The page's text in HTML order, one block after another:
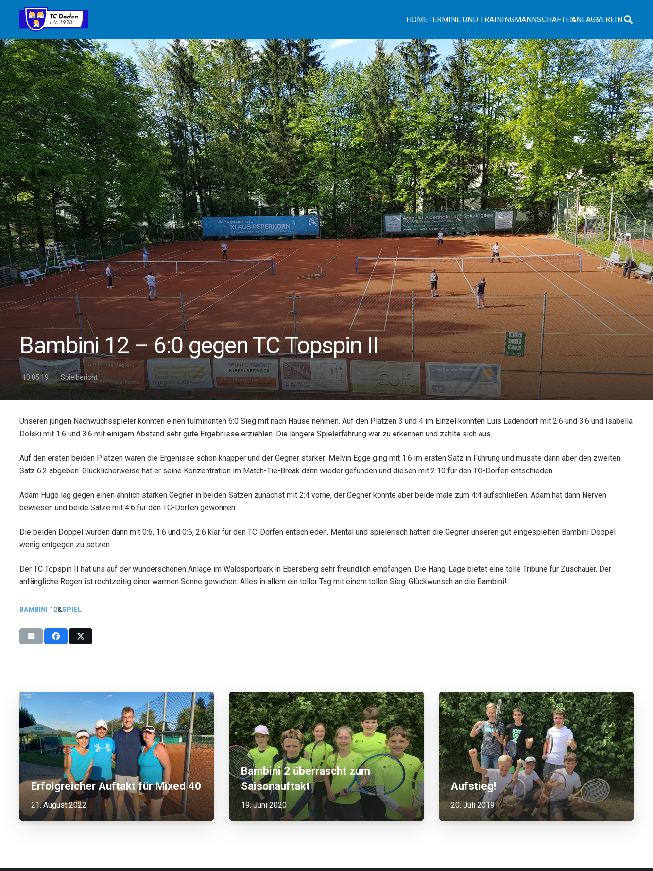
HOMETERMINE UND TRAININGMANNSCHAFTENANLAGEVEREIN
Bambini 12 – 6:0 gegen TC Topspin II
10.05.19 Spielbericht
Unseren jungen Nachwuchsspieler konnten einen fulminanten 6:0 Sieg mit nach Hause nehmen. Auf den Plätzen 3 und 4 im Einzel konnten Luis Ladendorf mit 2:6 und 3:6 und Isabella
Dolski mit 1:6 und 3:6 mit einigem Abstand sehr gute Ergebnisse erziehlen. Die längere Spielerfahrung war zu erkennen und zahlte sich aus.
Auf den ersten beiden Plätzen waren die Ergenisse schon knapper und der Gegner stärker: Melvin Egge ging mit 1:6 im ersten Satz in Führung und musste dann aber den zweiten
Satz 6:2 abgeben. Glücklicherweise hat er seine Konzentration im Match-Tie-Break dann wieder gefunden und diesen mit 2:10 für den TC-Dorfen entschieden.
Adam Hugo lag gegen einen ähnlich starken Gegner in beiden Sätzen zunächst mit 2:4 vorne, der Gegner konnte aber beide male zum 4:4 aufschließen. Adam hat dann Nerven
bewiesen und beide Sätze mit 4:6 für den TC-Dorfen gewonnen.
Die beiden Doppel wurden dann mit 0:6, 1:6 und 0:6, 2:6 klar für den TC-Dorfen entschieden. Mental und spielerisch hatten die Gegner unseren gut eingespielten Bambini Doppel
wenig entgegen zu setzen.
Der TC Topspin II hat uns auf der wunderschönen Anlage im Waldsportpark in Ebersberg sehr freundlich empfangen. Die Hang-Lage bietet eine tolle Tribüne für Zuschauer. Der
anfängliche Regen ist rechtzeitig einer warmen Sonne gewichen. Alles in allem ein toller Tag mit einem tollen Sieg. Glückwunsch an die Bambini!
BAMBINI 12&SPIEL
Erfolgreicher Auftakt für Mixed 40
21. August 2022
Bambini 2 überrascht zum
Saisonauftakt
19. Juni 2020
Aufstieg!
20. Juli 2019